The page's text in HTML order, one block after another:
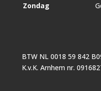
Zondag
BTW NL 0018 59 842
K.v.K. Arnhem nr.